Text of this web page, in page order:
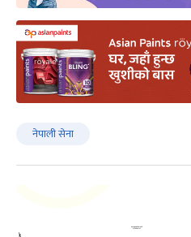
नेपाली सेना